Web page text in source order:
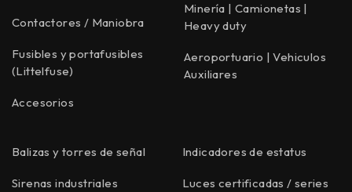
Contactores / Maniobra
Fusibles y portafusibles
(Littelfuse)
Accesorios
Minería | Camionetas |
Heavy duty
Aeroportuario | Vehiculos
Auxiliares
Balizas y torres de señal
Sirenas industriales
Indicadores de estatus
Luces certificadas / series